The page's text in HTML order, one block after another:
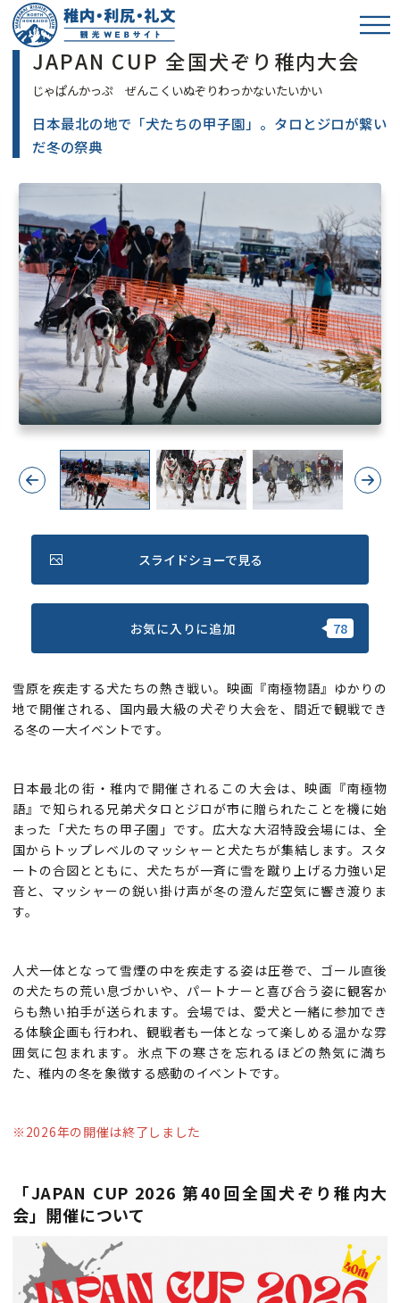
JAPAN CUP 全国犬ぞり稚内大会
日本最北の地で「犬たちの甲子園」。タロとジロが繋い
だ冬の祭典
Previous Next
雪原を疾走する犬たちの熱き戦い。映画『南極物語』ゆかりの
地で開催される、国内最大級の犬ぞり大会を、間近で観戦でき
る冬の一大イベントです。
日本最北の街・稚内で開催されるこの大会は、映画『南極物
語』で知られる兄弟犬タロとジロが市に贈られたことを機に始
まった「犬たちの甲子園」です。広大な大沼特設会場には、全
国からトップレベルのマッシャーと犬たちが集結します。スタ
ートの合図とともに、犬たちが一斉に雪を蹴り上げる力強い足
音と、マッシャーの鋭い掛け声が冬の澄んだ空気に響き渡りま
す。
人犬一体となって雪煙の中を疾走する姿は圧巻で、ゴール直後
の犬たちの荒い息づかいや、パートナーと喜び合う姿に観客か
らも熱い拍手が送られます。会場では、愛犬と一緒に参加でき
る体験企画も行われ、観戦者も一体となって楽しめる温かな雰
囲気に包まれます。氷点下の寒さを忘れるほどの熱気に満ち
た、稚内の冬を象徴する感動のイベントです。
※2026年の開催は終了しました
「JAPAN CUP 2026 第40回全国犬ぞり稚内大
会」開催について
スライドショーで見る
お気に入りに追加